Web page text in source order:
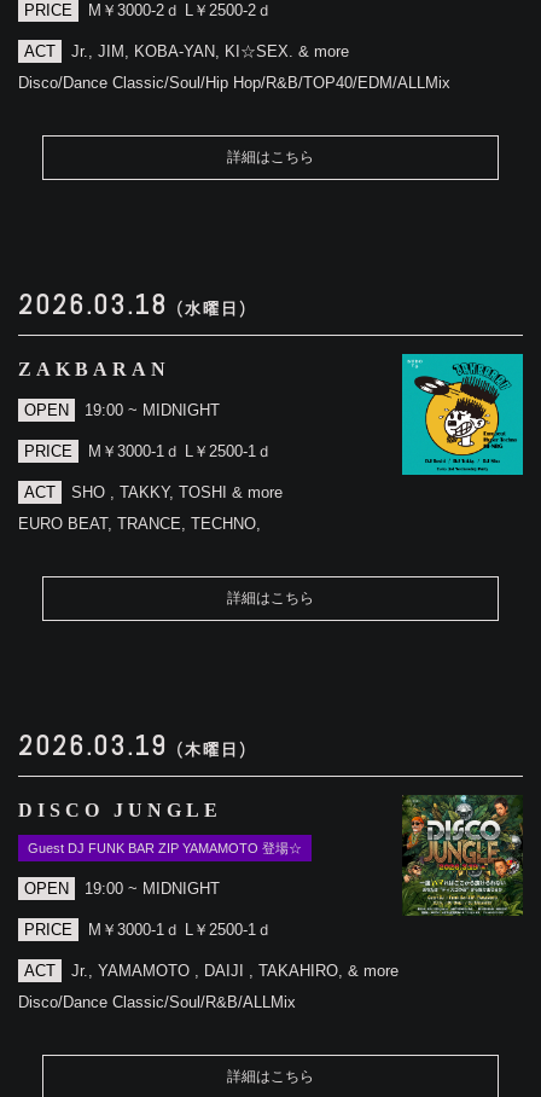
PRICE M￥3000-2ｄ L￥2500-2ｄ
ACT
Jr., JIM, KOBA-YAN, KI☆SEX. & more
Disco/Dance Classic/Soul/Hip Hop/R&B/TOP40/EDM/ALLMix
詳細はこちら
2026.03.18 (水曜日)
ZAKBARAN
OPEN 19:00 ~ MIDNIGHT
PRICE M￥3000-1ｄ L￥2500-1ｄ
ACT
SHO , TAKKY, TOSHI & more
EURO BEAT, TRANCE, TECHNO,
詳細はこちら
2026.03.19 (木曜日)
DISCO JUNGLE
Guest DJ FUNK BAR ZIP YAMAMOTO 登場☆
OPEN 19:00 ~ MIDNIGHT
PRICE M￥3000-1ｄ L￥2500-1ｄ
ACT
Jr., YAMAMOTO , DAIJI , TAKAHIRO, & more
Disco/Dance Classic/Soul/R&B/ALLMix
詳細はこちら